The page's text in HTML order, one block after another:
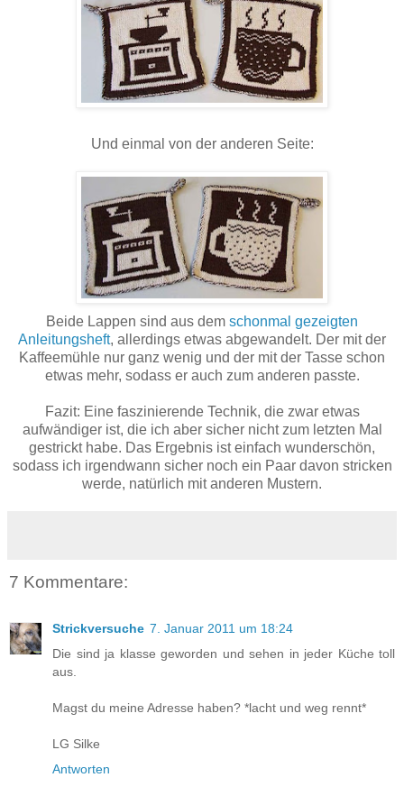
Und einmal von der anderen Seite:
Beide Lappen sind aus dem schonmal gezeigten
Anleitungsheft, allerdings etwas abgewandelt. Der mit der
Kaffeemühle nur ganz wenig und der mit der Tasse schon
etwas mehr, sodass er auch zum anderen passte.
Fazit: Eine faszinierende Technik, die zwar etwas
aufwändiger ist, die ich aber sicher nicht zum letzten Mal
gestrickt habe. Das Ergebnis ist einfach wunderschön,
sodass ich irgendwann sicher noch ein Paar davon stricken
werde, natürlich mit anderen Mustern.
7 Kommentare:
Strickversuche 7. Januar 2011 um 18:24
Die sind ja klasse geworden und sehen in jeder Küche toll
aus.
Magst du meine Adresse haben? *lacht und weg rennt*
LG Silke
Antworten